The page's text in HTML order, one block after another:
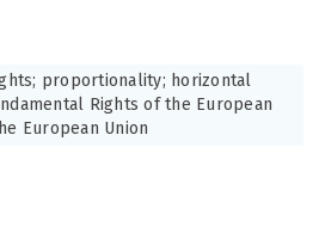
proportionality; horizontal
Rights of the European
European Union